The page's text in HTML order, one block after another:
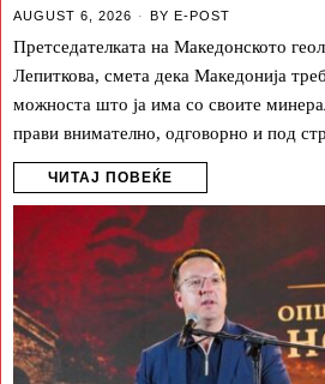
AUGUST 6, 2026 BY E-POST
Претседателката на Македонското
Лепиткова, смета дека Македонија
можноста што ја има со своите
прави внимателно, одговорно и под
ЧИТАЈ ПОВЕЌЕ